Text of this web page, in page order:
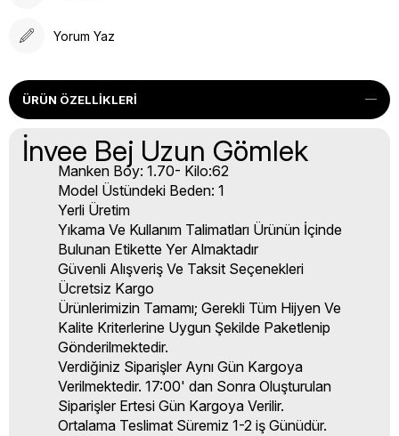
Yorum Yaz
ÜRÜN ÖZELLIKLERI
İnvee Bej Uzun Gömlek
Manken Boy: 1.70- Kilo:62
Model Üstündeki Beden: 1
Yerli Üretim
Yıkama Ve Kullanım Talimatları Ürünün İçinde
Bulunan Etikette Yer Almaktadır
Güvenli Alışveriş Ve Taksit Seçenekleri
Ücretsiz Kargo
Ürünlerimizin Tamamı; Gerekli Tüm Hijyen Ve
Kalite Kriterlerine Uygun Şekilde Paketlenip
Gönderilmektedir.
Verdiğiniz Siparişler Aynı Gün Kargoya
Verilmektedir. 17:00' dan Sonra Oluşturulan
Siparişler Ertesi Gün Kargoya Verilir.
Ortalama Teslimat Süremiz 1-2 iş Günüdür.